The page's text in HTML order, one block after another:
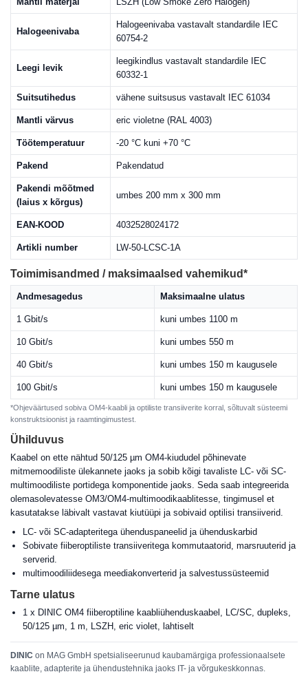
Halogeenivaba
Halogeenivaba vastavalt standardile IEC
60754-2
Leegi levik
leegikindlus vastavalt standardile IEC
60332-1
Suitsutihedus vähene suitsusus vastavalt IEC 61034
Mantli värvus eric violetne (RAL 4003)
Töötemperatuur -20 °C kuni +70 °C
Pakend Pakendatud
Pakendi mõõtmed
(laius x kõrgus)
umbes 200 mm x 300 mm
EAN-KOOD 4032528024172
Artikli number LW-50-LCSC-1A
Toimimisandmed / maksimaalsed vahemikud*
Andmesagedus Maksimaalne ulatus
1 Gbit/s kuni umbes 1100 m
10 Gbit/s kuni umbes 550 m
40 Gbit/s kuni umbes 150 m kaugusele
100 Gbit/s kuni umbes 150 m kaugusele
*Ohjeväärtused sobiva OM4-kaabli ja optiliste transiiverite korral, sõltuvalt süsteemi
konstruktsioonist ja raamtingimustest.
Ühilduvus
Kaabel on ette nähtud 50/125 µm OM4-kiududel põhinevate
mitmemoodiliste ülekannete jaoks ja sobib kõigi tavaliste LC- või SC-
multimoodiliste portidega komponentide jaoks. Seda saab integreerida
olemasolevatesse OM3/OM4-multimoodikaablitesse, tingimusel et
kasutatakse läbivalt vastavat kiutüüpi ja sobivaid optilisi transiiverid.
LC- või SC-adapteritega ühenduspaneelid ja ühenduskarbid
Sobivate fiiberoptiliste transiiveritega kommutaatorid, marsruuterid ja
serverid.
multimoodiliidesega meediakonverterid ja salvestussüsteemid
Tarne ulatus
1 x DINIC OM4 fiiberoptiline kaabliühenduskaabel, LC/SC, dupleks,
50/125 µm, 1 m, LSZH, eric violet, lahtiselt
DINIC on MAG GmbH spetsialiseerunud kaubamärgiga professionaalsete
kaablite, adapterite ja ühendustehnika jaoks IT- ja võrgukeskkonnas.